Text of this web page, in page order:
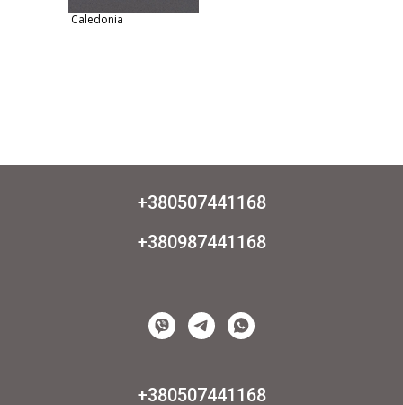
Caledonia
+380507441168
+380987441168
+380507441168